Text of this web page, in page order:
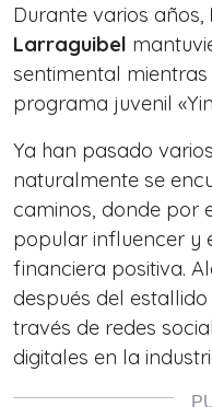
Durante varios años,
Larraguibel
sentimental
programa juvenil
Ya han pasado
naturalmente se
caminos, donde por
popular influencer y
financiera positiva.
después del
través de redes
digitales en la